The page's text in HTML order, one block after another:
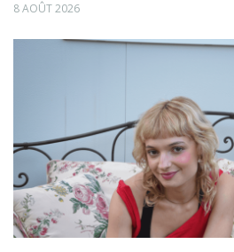
8 AOÛT 2026